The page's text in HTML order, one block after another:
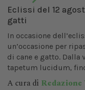
Eclissi del 12
gatti
In occasione
un’occasione per
di cane e gatto.
tapetum lucidum,
A cura di Redazione